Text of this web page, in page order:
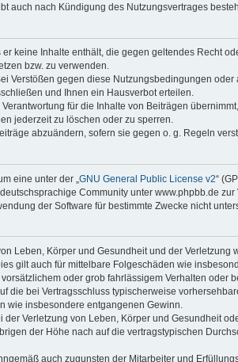
auch nach Kündigung des Nutzungsvertrages
keine Inhalte enthält, die gegen geltendes Recht
bzw. zu verwenden.
Verstößen gegen diese Nutzungsbedingungen
und Ihnen ein Hausverbot erteilen.
für die Inhalte von Beiträgen
jederzeit zu löschen oder zu sperren.
abzuändern, sofern sie gegen o. g. Regeln
eine unter der „ GNU General Public License v2“
Community unter www.phpbb.de
der Software für bestimmte Zwecke nicht
Leben, Körper und Gesundheit und der
gilt auch für mittelbare Folgeschäden wie
oder grob fahrlässigem Verhalten
die bei Vertragsschluss typischerweise
wie insbesondere entgangenen Gewinn.
Verletzung von Leben, Körper und Gesundheit
der Höhe nach auf die vertragstypischen
auch zugunsten der Mitarbeiter und